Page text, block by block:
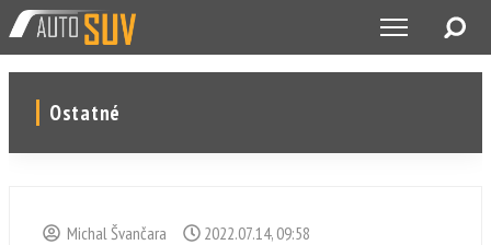
Ostatné
Michal Švančara 2022.07.14, 09:58